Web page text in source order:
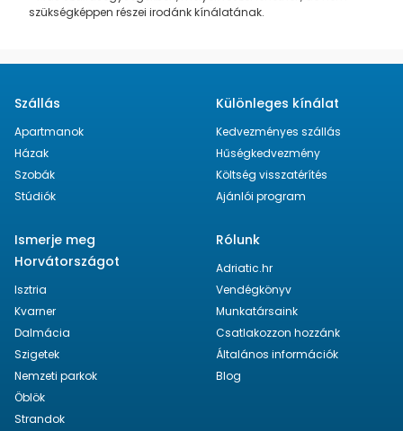
szükségképpen részei irodánk kínálatának.
Szállás
Apartmanok
Házak
Szobák
Stúdiók
Különleges kínálat
Kedvezményes szállás
Hűségkedvezmény
Költség visszatérítés
Ajánlói program
Ismerje meg
Horvátországot
Isztria
Kvarner
Dalmácia
Szigetek
Nemzeti parkok
Öblök
Strandok
Rólunk
Adriatic.hr
Vendégkönyv
Munkatársaink
Csatlakozzon hozzánk
Általános információk
Blog